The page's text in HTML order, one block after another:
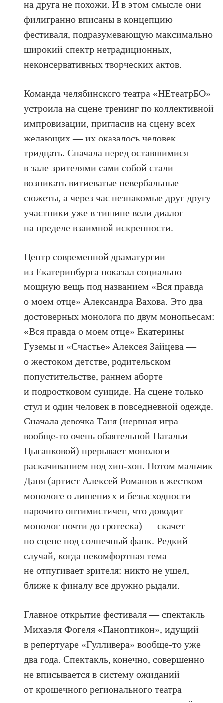
на друга не похожи. И в этом смысле они
филигранно вписаны в концепцию
фестиваля, подразумевающую максимально
широкий спектр нетрадиционных,
неконсервативных творческих актов.
Команда челябинского театра «НЕтеатрБО»
устроила на сцене тренинг по коллективной
импровизации, пригласив на сцену всех
желающих — их оказалось человек
тридцать. Сначала перед оставшимися
в зале зрителями сами собой стали
возникать витиеватые невербальные
сюжеты, а через час незнакомые друг другу
участники уже в тишине вели диалог
на пределе взаимной искренности.
Центр современной драматургии
из Екатеринбурга показал социально
мощную вещь под названием «Вся правда
о моем отце» Александра Вахова. Это два
достоверных монолога по двум монопьесам:
«Вся правда о моем отце» Екатерины
Гуземы и «Счастье» Алексея Зайцева —
о жестоком детстве, родительском
попустительстве, раннем аборте
и подростковом суициде. На сцене только
стул и один человек в повседневной одежде.
Сначала девочка Таня (нервная игра
вообще-то очень обаятельной Натальи
Цыганковой) прерывает монологи
раскачиванием под хип-хоп. Потом мальчик
Даня (артист Алексей Романов в жестком
монологе о лишениях и безысходности
нарочито оптимистичен, что доводит
монолог почти до гротеска) — скачет
по сцене под солнечный фанк. Редкий
случай, когда некомфортная тема
не отпугивает зрителя: никто не ушел,
ближе к финалу все дружно рыдали.
Главное открытие фестиваля — спектакль
Михаэля Фогеля «Паноптикон», идущий
в репертуаре «Гулливера» вообще-то уже
два года. Спектакль, конечно, совершенно
не вписывается в систему ожиданий
от крошечного регионального театра